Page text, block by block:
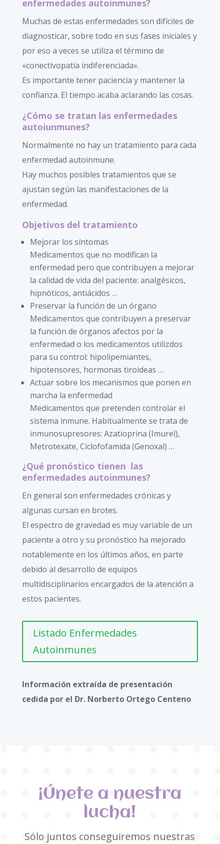
enfermedades autoinmunes?
Muchas de estas enfermedades son difíciles de
diagnosticar, sobre todo en sus fases iniciales y
por eso a veces se utiliza el término de
«conectivopatía indiferenciada».
Es importante tener paciencia y mantener la
confianza. El tiempo acaba aclarando las cosas.
¿Cómo se tratan las enfermedades
autoiunmunes?
Normalmente no hay un tratamiento para cada
enfermedad autoinmune.
Hay muchos posibles tratamientos que se
ajustan según las manifestaciones de la
enfermedad.
Objetivos del tratamiento
Mejorar los síntomas
Medicamentos que no modifican la
enfermedad pero que contribuyen a mejorar
la calidad de vida del paciente: analgésicos,
hipnóticos, antiácidos …
Preservar la función de un órgano
Medicamentos que contribuyen a preservar
la función de órganos afectos por la
enfermedad o los medicamentos utilizdos
para su control: hipolipemiantes,
hipotensores, hormonas tiroideas …
Actuar sobre los mecanismos que ponen en
marcha la enfermedad
Medicamentos que pretenden controlar el
sistema inmune. Habitualmente se trata de
inmunosupresores: Azatioprina (Imurel),
Metrotexate, Ciclofofamida (Genoxal) …
¿Qué pronóstico tienen las
enfermedades autoinmunes?
En general son enfermedades crónicas y
algunas cursan en brotes.
El espectro de gravedad es muy variable de un
paciente a otro y su pronóstico ha mejorado
notablemente en los últimos años, en parte
debido al desarrollo de equipos
multidisciplinarios encargados de la atención a
estos pacientes.
Listado Enfermedades
Autoinmunes
Información extraída de presentación
cedida por el Dr. Norberto Ortego Centeno
¡Únete a nuestra
lucha!
Sólo juntos conseguiremos nuestras